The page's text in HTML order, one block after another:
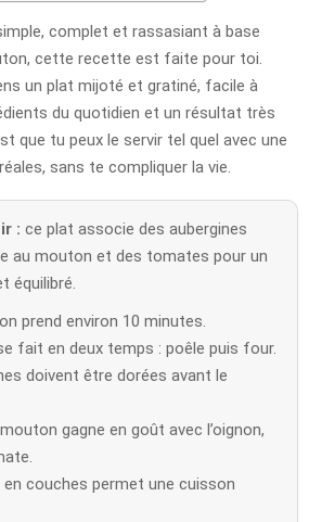
complet et rassasiant à base
cette recette est faite pour toi.
un plat mijoté et gratiné, facile à
du quotidien et un résultat très
que tu peux le servir tel quel avec une
sans te compliquer la vie.
: ce plat associe des aubergines
au mouton et des tomates pour un
équilibré.
prend environ 10 minutes.
fait en deux temps : poêle puis four.
doivent être dorées avant le
gagne en goût avec l’oignon,
couches permet une cuisson